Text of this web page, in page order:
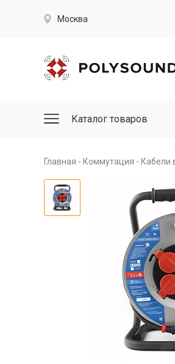
Москва
Каталог товаров
Главная Коммутация Кабели